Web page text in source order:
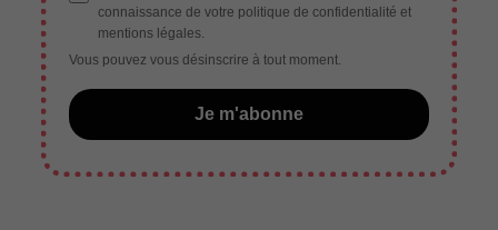
connaissance de votre politique de confidentialité et
mentions légales.
Vous pouvez vous désinscrire à tout moment.
Je m'abonne